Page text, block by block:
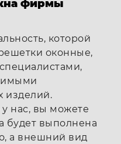
фирмы
которой
оконные,
изделий.
нас, вы можете
будет выполнена
а внешний вид